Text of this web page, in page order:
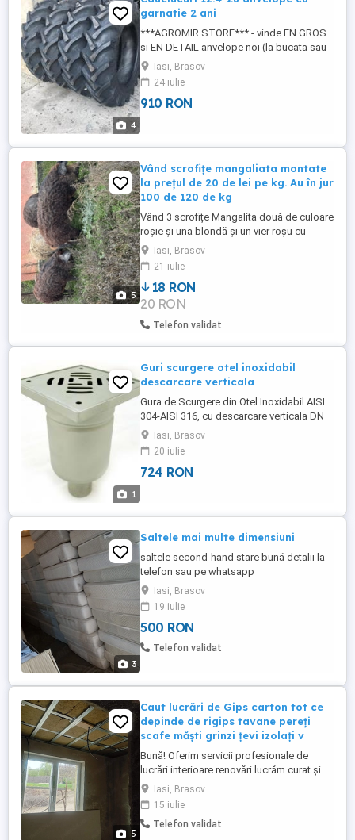
4
garnatie 2 ani
***AGROMIR STORE*** - vinde EN GROS
si EN DETAIL anvelope noi (la bucata sau
pereche) ***Diverse marci ***Diverse
dimensiuni ***Livrare RAPIDA (FARA
AVANS) ***Cum platesc ? R: ("cand
sunteti cu mana pe
Depozit principal Baia Mare distributie ...
Iasi, Brasov
24 iulie
910 RON
5
Vând scrofițe mangaliata montate
la prețul de 20 de lei pe kg. Au în jur
100 de 120 de kg
Vând 3 scrofițe Mangalita două de culoare
roșie și una blondă și un vier roșu cu
greutatea cuprinsă între 90 și 110. Vârstă 1
an numai bune pentru monta la prețul de
18 lei kg toți 4. La bucată 20 de lei kg.
Iasi, Brasov
21 iulie
18 RON
20 RON
Telefon validat
1
Guri scurgere otel inoxidabil
descarcare verticala
Gura de Scurgere din Otel Inoxidabil AISI
304-AISI 316, cu descarcare verticala DN
50 mm, DN 75 mm, DN 110 mm, cu sifon,
sita si gratar, pentru clasa de sarcini A15-
B125 KN utilizate pentru evacuarea unui
debit mediu de apa in industria alimentara,
Iasi, Brasov
20 iulie
724 RON
3
Saltele mai multe dimensiuni
saltele second-hand stare bună detalii la
telefon sau pe whatsapp
Iasi, Brasov
19 iulie
500 RON
Telefon validat
5
Caut lucrări de Gips carton tot ce
depinde de rigips tavane pereți
scafe măști grinzi țevi izolați v
Bună! Oferim servicii profesionale de
lucrări interioare renovări lucrăm curat și
calitativ aveam toate sculele necesare
profesionale . Gips carton tot ce depinde
de rigips tavane pereți scafe măști grinzi
țevi izolați vată minerală folie termică.
Iasi, Brasov
15 iulie
Telefon validat